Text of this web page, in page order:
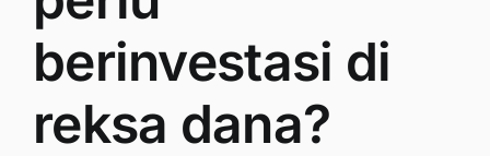
berinvestasi di
reksa dana?